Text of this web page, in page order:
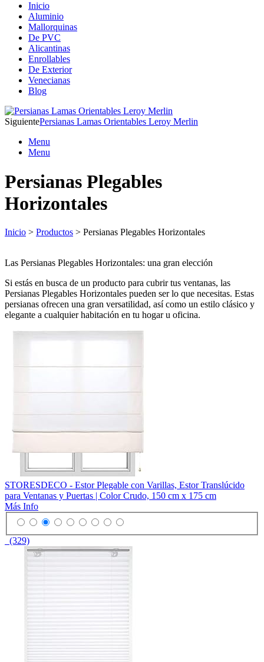
Inicio
Aluminio
Mallorquinas
De PVC
Alicantinas
Enrollables
De Exterior
Venecianas
Blog
SiguientePersianas Lamas Orientables Leroy Merlin
Menu
Menu
Persianas Plegables
Horizontales
Inicio > Productos > Persianas Plegables Horizontales
Las Persianas Plegables Horizontales: una gran elección
Si estás en busca de un producto para cubrir tus ventanas, las
Persianas Plegables Horizontales pueden ser lo que necesitas. Estas
persianas ofrecen una gran versatilidad, así como un estilo clásico y
elegante a cualquier habitación en tu hogar u oficina.
STORESDECO - Estor Plegable con Varillas, Estor Translúcido
para Ventanas y Puertas | Color Crudo, 150 cm x 175 cm
Más Info
(329)